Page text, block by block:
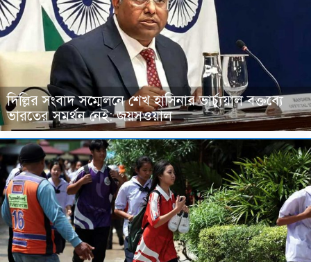
দিল্লির সংবাদ সম্মেলনে শেখ হাসিনার ভার্চ্যুয়াল বক্তব্যে
ভারতের সমর্থন নেই: জয়সওয়াল